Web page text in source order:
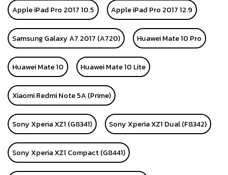
Apple iPad Pro 2017 10.5 Apple iPad Pro 2017 12.9
Samsung Galaxy A7 2017 (A720) Huawei Mate 10 Pro
Huawei Mate 10 Huawei Mate 10 Lite
Xiaomi Redmi Note 5A (Prime)
Sony Xperia XZ1 (G8341) Sony Xperia XZ1 Dual (F8342)
Sony Xperia XZ1 Compact (G8441)